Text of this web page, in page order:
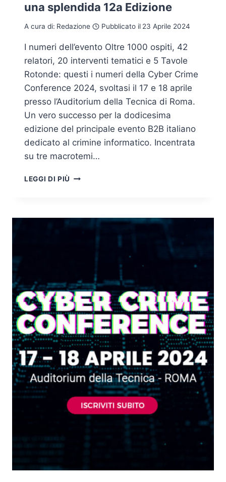
una splendida 12a Edizione
A cura di: Redazione Pubblicato il 23 Aprile 2024
I numeri dell’evento Oltre 1000 ospiti, 42
relatori, 20 interventi tematici e 5 Tavole
Rotonde: questi i numeri della Cyber Crime
Conference 2024, svoltasi il 17 e 18 aprile
presso l’Auditorium della Tecnica di Roma.
Un vero successo per la dodicesima
edizione del principale evento B2B italiano
dedicato al crimine informatico. Incentrata
su tre macrotemi…
LEGGI DI PIÙ CYBER
UNA
SPLENDIDA